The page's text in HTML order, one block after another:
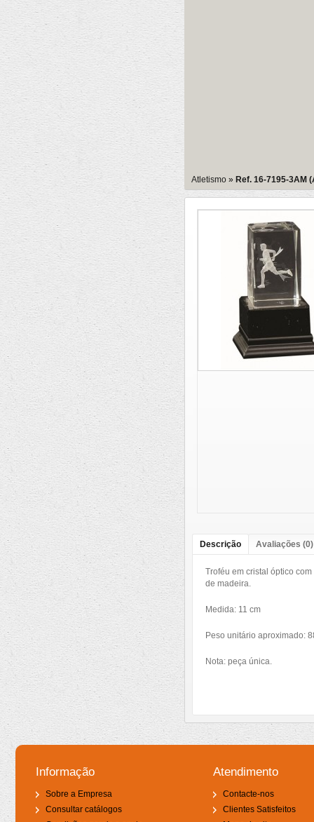
Atletismo » Ref. 16-7195-3AM
Descrição Avaliações (0)
Troféu em cristal óptico
de madeira.
Medida: 11 cm
Peso unitário aproximado:
Nota: peça única.
Informação
Sobre a Empresa
Consultar catálogos
Atendimento
Contacte-nos
Clientes Satisfeitos